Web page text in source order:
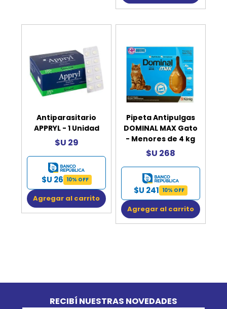
Antiparasitario
APPRYL - 1 Unidad
$U 29
$U 26 10% OFF
Agregar al carrito
Pipeta Antipulgas
DOMINAL MAX Gato
- Menores de 4 kg
$U 268
$U 241 10% OFF
Agregar al carrito
RECIBÍ NUESTRAS NOVEDADES